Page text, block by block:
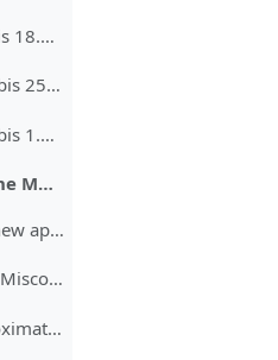
9.Übungsblatt (Abgabe bis 18.01.2021)
10.Übungsblatt (Abgabe bis 25.01.2021)
11.Übungsblatt (Abgabe bis 1.02.2021)
Literatur und zusätzliche Materialien
[Goldberg, Tarjan '88] A new approach to the maximum-flow problem
[Mann '17] The Top Eight Misconceptions about NP-Hardness
[GW '95] Improved approximation algorithms for maximum cut and satisfiability problems using semidefinite programming